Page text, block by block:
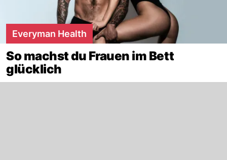
Everyman Health
So machst du Frauen im Bett
glücklich